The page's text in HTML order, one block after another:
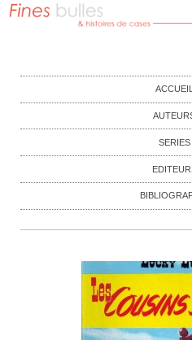
ACCUEIL
SERIES